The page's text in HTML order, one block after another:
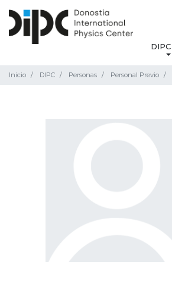
DIPC
Inicio DIPC Personas Personal Previo